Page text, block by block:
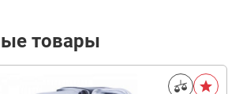
товары